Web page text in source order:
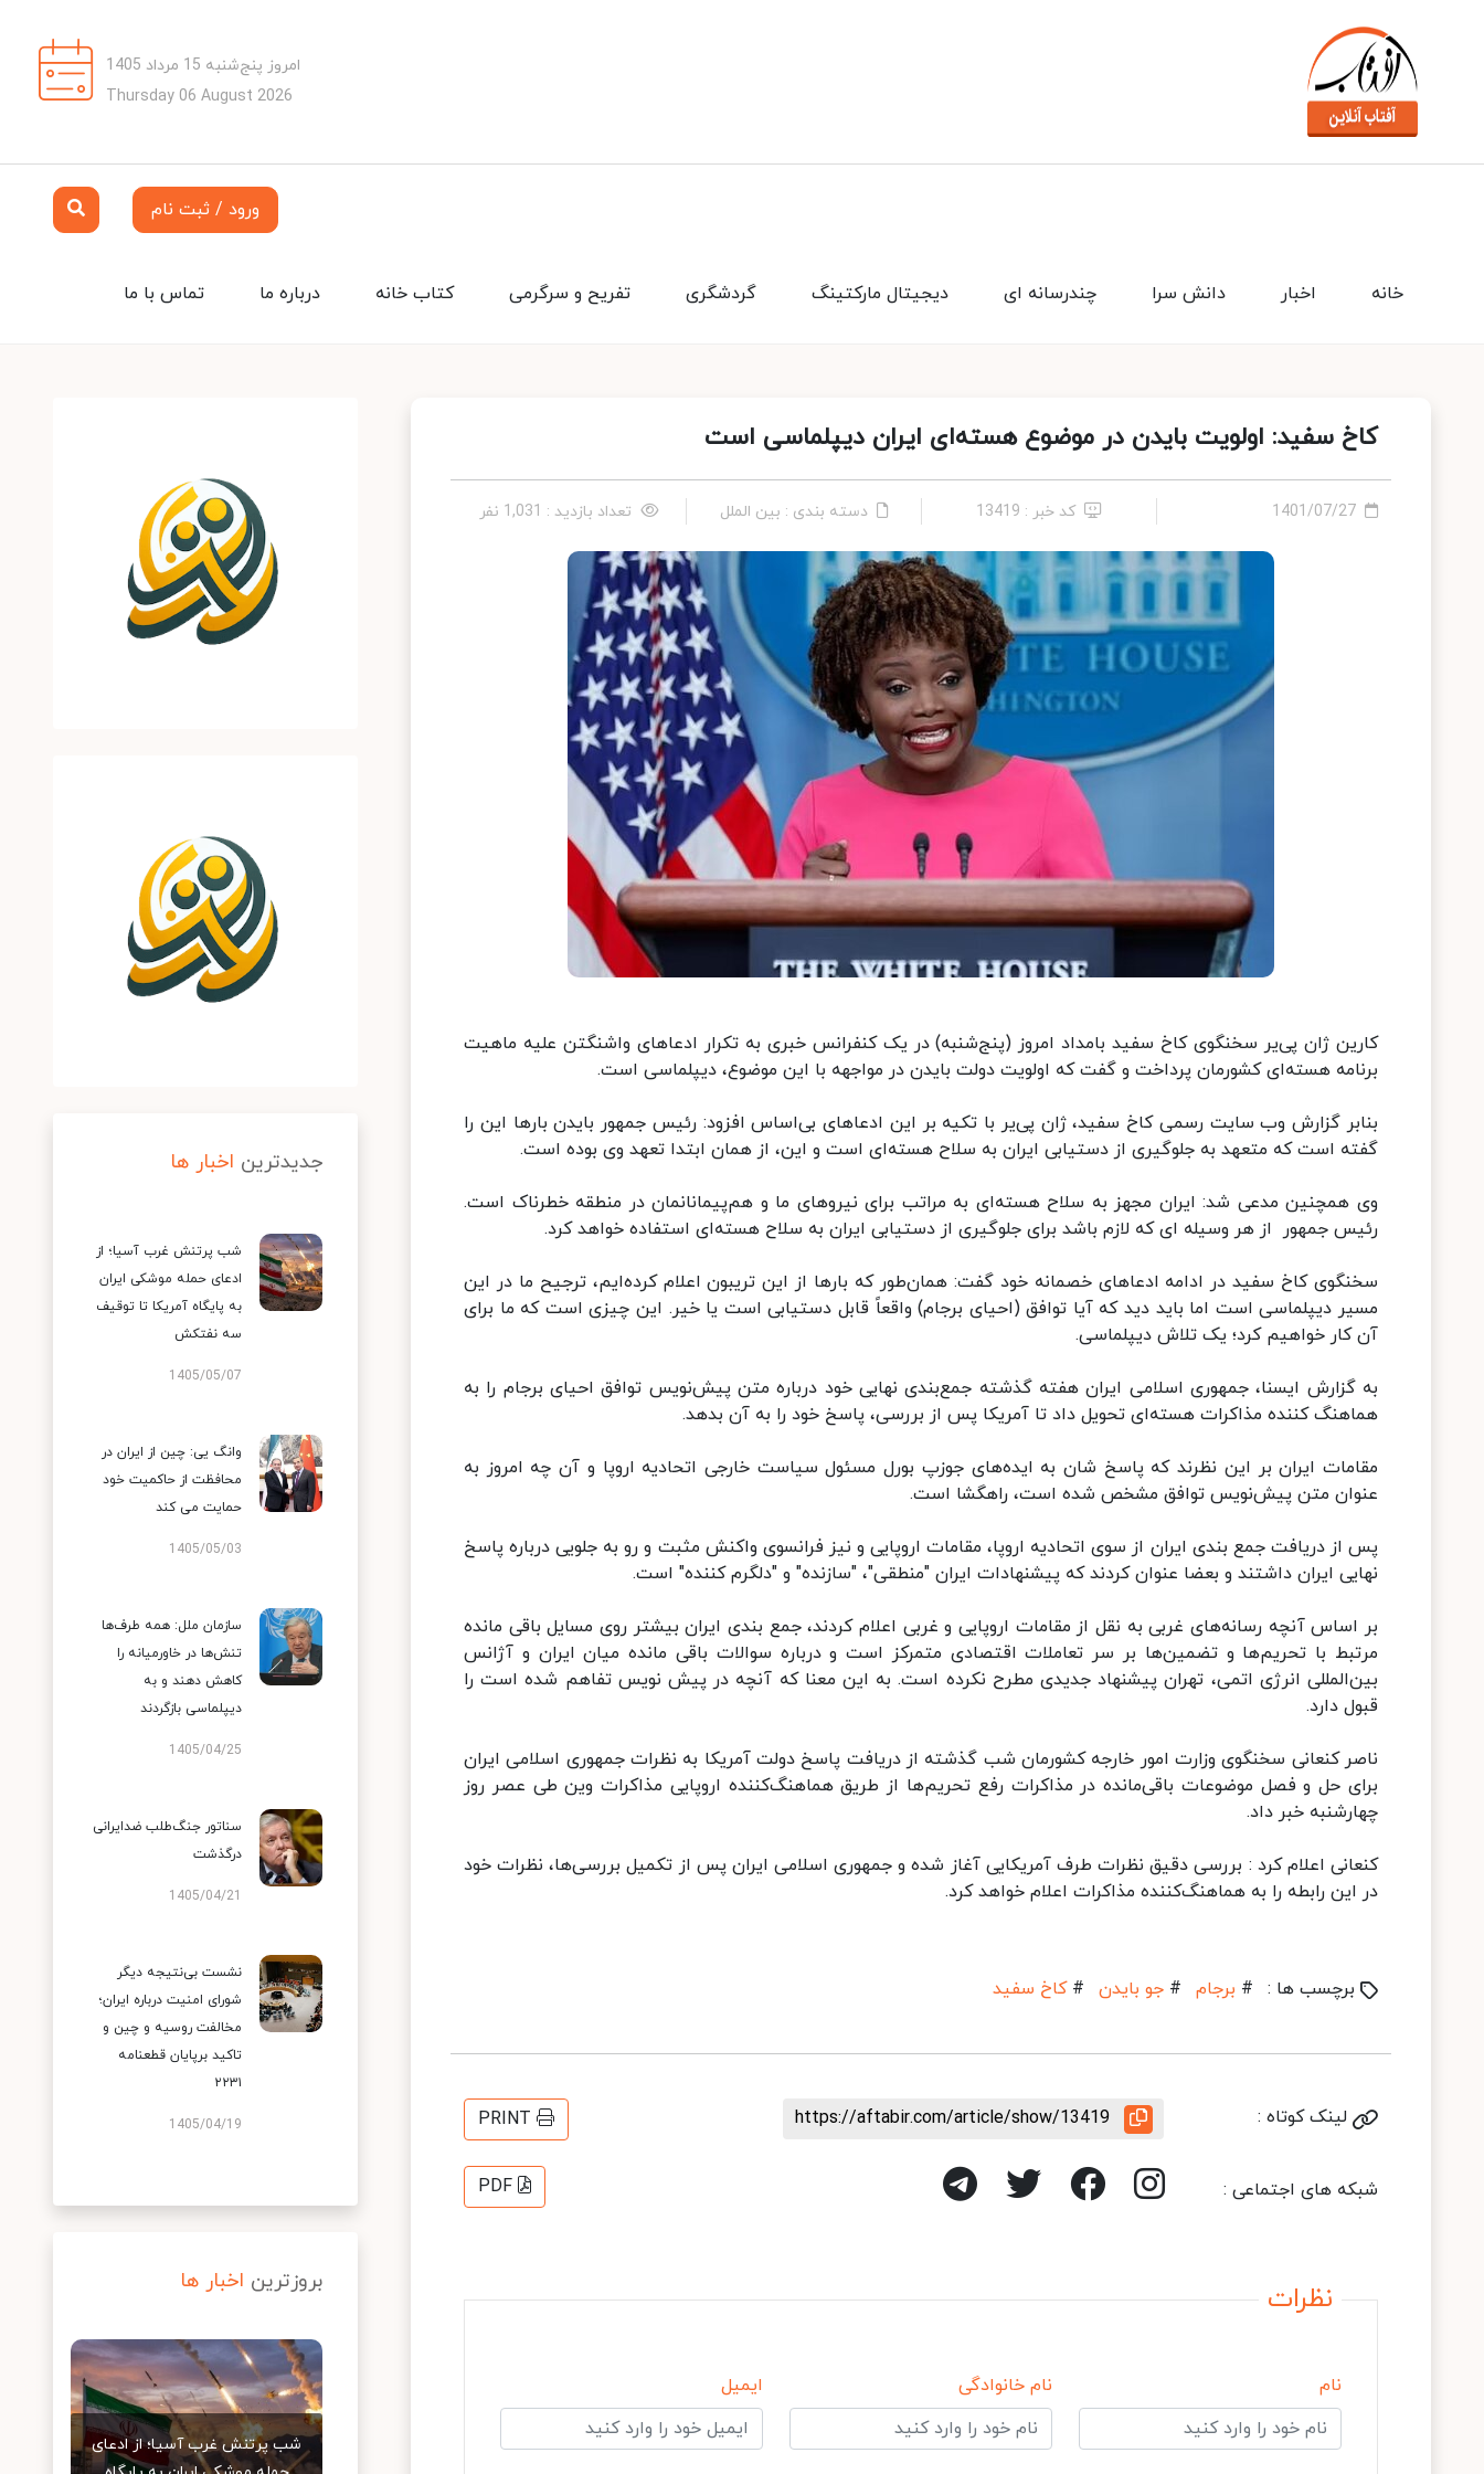
امروز پنج‌شنبه 15 مرداد 1405
Thursday 06 August 2026
ورود / ثبت نام
تماس با ما درباره ما کتاب خانه تفریح و سرگرمی گردشگری دیجیتال مارکتینگ چندرسانه ای دانش سرا اخبار خانه
کاخ سفید: اولویت بایدن در موضوع هسته‌ای ایران دیپلماسی است
1401/07/27 کد خبر : 13419 دسته بندی : بین الملل تعداد بازدید : 1,031 نفر
کارین ژان‌ پی‌یر سخنگوی کاخ سفید بامداد امروز (پنج‌شنبه) در یک کنفرانس خبری به تکرار ادعاهای واشنگتن علیه ماهیت
برنامه هسته‌ای کشورمان پرداخت و گفت که اولویت دولت بایدن در مواجهه با این موضوع، دیپلماسی است.
بنابر گزارش وب سایت رسمی کاخ سفید، ژان پی‌یر با تکیه بر این ادعاهای بی‌اساس افزود: رئیس جمهور بایدن بارها این را
گفته است که متعهد به جلوگیری از دستیابی ایران به سلاح هسته‌ای است و این، از همان ابتدا تعهد وی بوده است.
وی همچنین مدعی شد: ایران مجهز به سلاح هسته‌ای به مراتب برای نیروهای ما و هم‌پیمانانمان در منطقه خطرناک است.
رئیس جمهور از هر وسیله ای که لازم باشد برای جلوگیری از دستیابی ایران به سلاح هسته‌ای استفاده خواهد کرد.
سخنگوی کاخ سفید در ادامه ادعاهای خصمانه خود گفت: همان‌طور که بارها از این تریبون اعلام کرده‌ایم، ترجیح ما در این
مسیر دیپلماسی است اما باید دید که آیا توافق (احیای برجام) واقعاً قابل دستیابی است یا خیر. این چیزی است که ما برای
آن کار خواهیم کرد؛ یک تلاش دیپلماسی.
به گزارش ایسنا، جمهوری اسلامی ایران هفته گذشته جمع‌بندی نهایی خود درباره متن پیش‌نویس توافق احیای برجام را به
هماهنگ کننده مذاکرات هسته‌ای تحویل داد تا آمریکا پس از بررسی، پاسخ خود را به آن بدهد.
مقامات ایران بر این نظرند که پاسخ شان به ایده‌های جوزپ بورل مسئول سیاست خارجی اتحادیه اروپا و آن چه امروز به
عنوان متن پیش‌نویس توافق مشخص شده است، راهگشا است.
پس از دریافت جمع بندی ایران از سوی اتحادیه اروپا، مقامات اروپایی و نیز فرانسوی واکنش مثبت و رو به جلویی درباره پاسخ
نهایی ایران داشتند و بعضا عنوان کردند که پیشنهادات ایران "منطقی"، "سازنده" و "دلگرم کننده" است.
بر اساس آنچه رسانه‌های غربی به نقل از مقامات اروپایی و غربی اعلام کردند، جمع بندی ایران بیشتر روی مسایل باقی مانده
مرتبط با تحریم‌ها و تضمین‌ها بر سر تعاملات اقتصادی متمرکز است و درباره سوالات باقی مانده میان ایران و آژانس
بین‌المللی انرژی اتمی، تهران پیشنهاد جدیدی مطرح نکرده است. به این معنا که آنچه در پیش نویس تفاهم شده است را
قبول دارد.
ناصر کنعانی سخنگوی وزارت امور خارجه کشورمان شب گذشته از دریافت پاسخ دولت آمریکا به ‌نظرات جمهوری اسلامی ایران
برای حل و فصل موضوعات باقی‌مانده در مذاکرات رفع تحریم‌ها از طریق هماهنگ‌کننده اروپایی مذاکرات وین طی عصر روز
چهارشنبه خبر داد.
کنعانی اعلام کرد : بررسی دقیق نظرات طرف آمریکایی آغاز شده و جمهوری اسلامی ایران پس از تکمیل بررسی‌ها، نظرات خود
در این رابطه را به هماهنگ‌کننده مذاکرات اعلام خواهد کرد.
برچسب ها : # برجام # جو بایدن # کاخ سفید
لینک کوتاه : https://aftabir.com/article/show/13419
PRINT
شبکه های اجتماعی : PDF
نظرات
نام نام خانوادگی ایمیل
جدیدترین اخبار ها
شب پرتنش غرب آسیا؛ از
ادعای حمله موشکی ایران
به پایگاه آمریکا تا توقیف
سه نفتکش
1405/05/07
وانگ یی: چین از ایران در
محافظت از حاکمیت خود
حمایت می کند
1405/05/03
سازمان ملل: همه طرف‌ها
تنش‌ها در خاورمیانه را
کاهش دهند و به
دیپلماسی بازگردند
1405/04/25
سناتور جنگ‌طلب ضدایرانی
درگذشت
1405/04/21
نشست بی‌نتیجه دیگر
شورای امنیت درباره ایران؛
مخالفت روسیه و چین و
تاکید برپایان قطعنامه
۲۲۳۱
1405/04/19
بروزترین اخبار ها
شب پرتنش غرب آسیا؛ از ادعای